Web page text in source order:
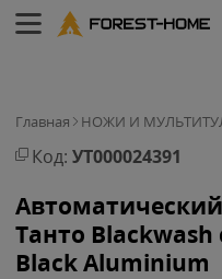
Главная НОЖИ И
Код: УТ000024391
Танто Blackwash
Black Aluminium